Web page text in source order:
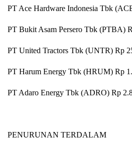
PT Ace Hardware Indonesia Tbk
PT Bukit Asam Persero Tbk (PTBA)
PT United Tractors Tbk (UNTR) Rp
PT Harum Energy Tbk (HRUM) Rp
PT Adaro Energy Tbk (ADRO) Rp
PENURUNAN TERDALAM